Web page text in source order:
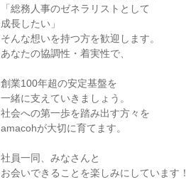
「総務人事のゼネラリストとして
成長したい」
そんな想いを持つ方を歓迎します。
あなたの協調性・着実性で、
創業100年超の安定基盤を
一緒に支えていきましょう。
社会への第一歩を踏み出す方々を
amacohが大切に育てます。
社員一同、みなさんと
お会いできることを楽しみにしています！